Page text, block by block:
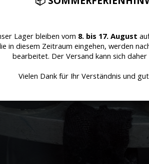
Lager bleiben vom 8. bis 17. August
in diesem Zeitraum eingehen, werden
bearbeitet. Der Versand kann sich
Vielen Dank für Ihr Verständnis und